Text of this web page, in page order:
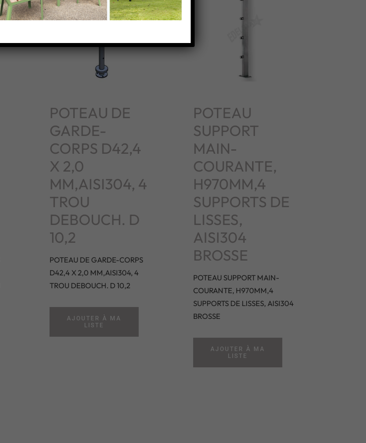
POTEAU DE
GARDE-
CORPS D42,4
X 2,0
MM,AISI304, 4
TROU
DEBOUCH. D
10,2
POTEAU DE GARDE-CORPS
D42,4 X 2,0 MM,AISI304, 4
TROU DEBOUCH. D 10,2
AJOUTER À MA
LISTE
POTEAU
SUPPORT
MAIN-
COURANTE,
H970MM,4
SUPPORTS DE
LISSES,
AISI304
BROSSE
POTEAU SUPPORT MAIN-
COURANTE, H970MM,4
SUPPORTS DE LISSES, AISI304
BROSSE
AJOUTER À MA
LISTE